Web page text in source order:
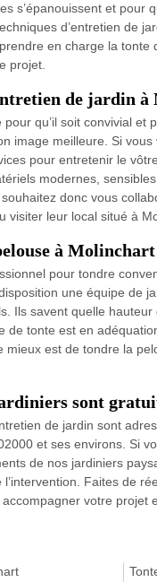
s’épanouissent et pour
d’entretien de
en charge la
projet.
de jardin
qu’il soit convivial et
image meilleure. Si
pour entretenir le
modernes,
donc vous
visiter leur local situé à
à Molinchart
pour tondre
une équipe de
Ils savent quelle
de tonte est en
mieux est de tondre la
sont
de jardin sont
et ses environs. Si
de nos jardiniers
Faites de
votre projet